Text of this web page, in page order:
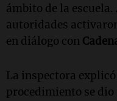
ámbito de la
autoridades
en diálogo con
La inspectora explicó
procedimiento se